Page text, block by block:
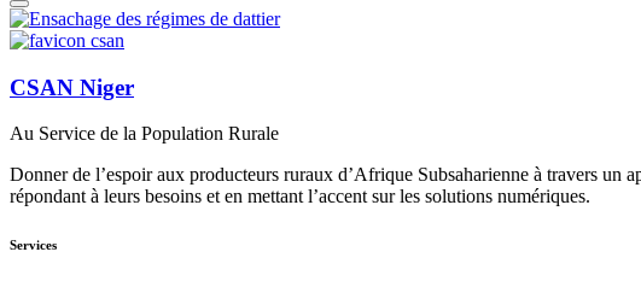
CSAN Niger
Au Service de la Population Rurale
Donner de l’espoir aux producteurs ruraux d’Afrique Subsaharienne à travers un
répondant à leurs besoins et en mettant l’accent sur les solutions numériques.
Services